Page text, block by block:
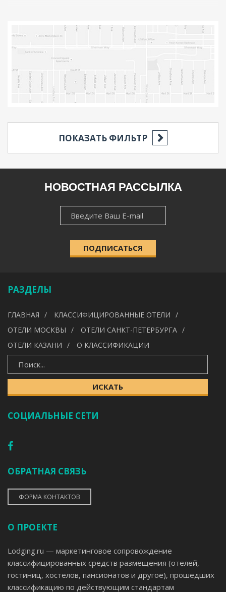
ПОКАЗАТЬ ФИЛЬТР
НАСЕЛЁННЫЙ ПУНКТ
ИСКАТЬ
НОВОСТНАЯ РАССЫЛКА
ПОДПИСАТЬСЯ
РАЗДЕЛЫ
ГЛАВНАЯ
КЛАССИФИЦИРОВАННЫЕ ОТЕЛИ
ОТЕЛИ МОСКВЫ
ОТЕЛИ САНКТ-ПЕТЕРБУРГА
ОТЕЛИ КАЗАНИ
О КЛАССИФИКАЦИИ
ИСКАТЬ
СОЦИАЛЬНЫЕ СЕТИ
ОБРАТНАЯ СВЯЗЬ
ФОРМА КОНТАКТОВ
О ПРОЕКТЕ
Lodging.ru — маркетинговое сопровождение
классифицированных средств размещения (отелей,
гостиниц, хостелов, пансионатов и другое), прошедших
классификацию по действующим стандартам